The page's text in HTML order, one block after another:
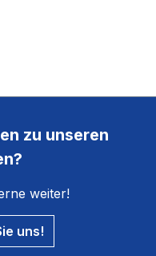
zu unseren
weiter!
uns!